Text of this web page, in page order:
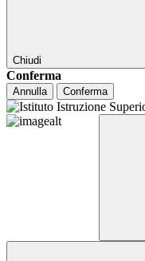
Chiudi
Conferma
Annulla Conferma